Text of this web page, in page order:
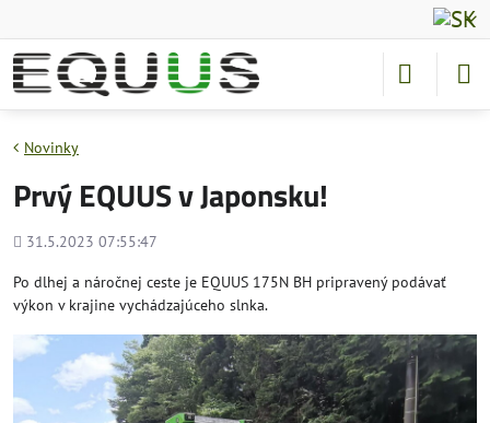
Novinky
Prvý EQUUS v Japonsku!
Pridané
31.5.2023 07:55:47
Po dlhej a náročnej ceste je EQUUS 175N BH pripravený podávať
výkon v krajine vychádzajúceho slnka.